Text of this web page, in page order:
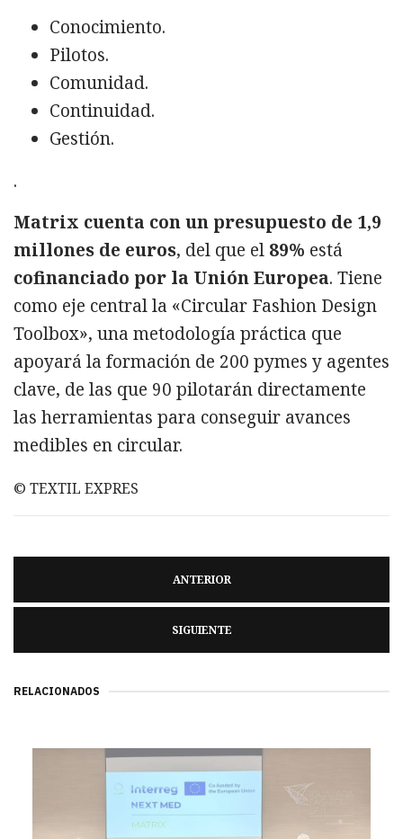
Conocimiento.
Pilotos.
Comunidad.
Continuidad.
Gestión.
.
Matrix cuenta con un presupuesto de 1,9
millones de euros, del que el 89% está
cofinanciado por la Unión Europea. Tiene
como eje central la «Circular Fashion Design
Toolbox», una metodología práctica que
apoyará la formación de 200 pymes y agentes
clave, de las que 90 pilotarán directamente
las herramientas para conseguir avances
medibles en circular.
© TEXTIL EXPRES
ANTERIOR
SIGUIENTE
RELACIONADOS